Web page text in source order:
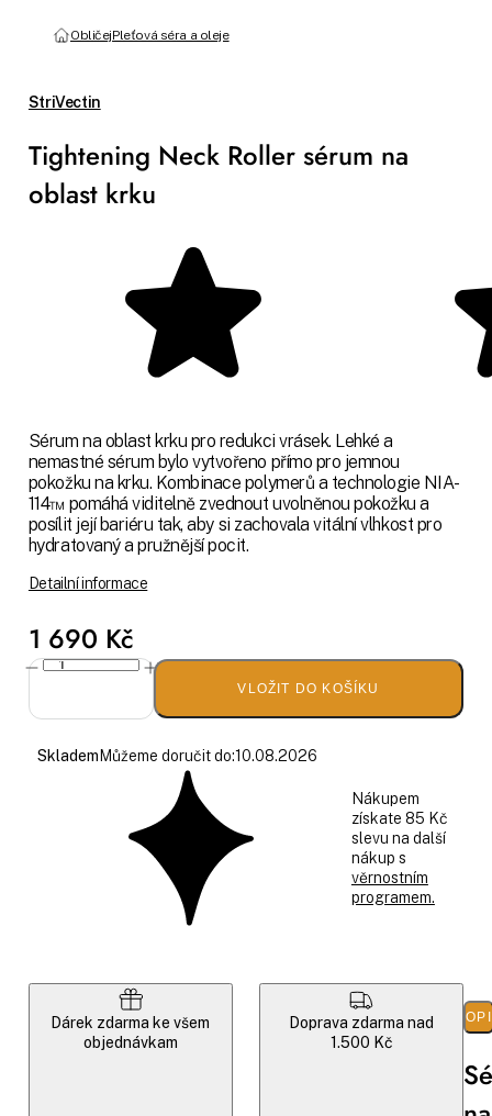
ObličejPleťová séra a oleje
StriVectin
Tightening Neck Roller sérum na
oblast krku
Sérum na oblast krku pro redukci vrásek. Lehké a
nemastné sérum bylo vytvořeno přímo pro jemnou
pokožku na krku. Kombinace polymerů a technologie NIA-
114™ pomáhá viditelně zvednout uvolněnou pokožku a
posílit její bariéru tak, aby si zachovala vitální vlhkost pro
hydratovaný a pružnější pocit.
Detailní informace
1 690 Kč
VLOŽIT DO KOŠÍKU
Skladem Můžeme doručit do:10.08.2026
Nákupem
získate 85 Kč
slevu na další
nákup s
věrnostním
programem.
Dárek zdarma ke všem
objednávkam
Doprava zdarma nad
1.500 Kč